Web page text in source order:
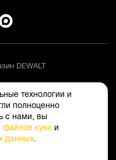
технологии и
полноценно
с нами, вы
файлов куки и
данных.
DEWALT
данных